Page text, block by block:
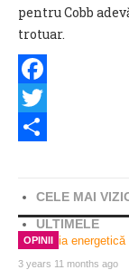
pentru Cobb
trotuar.
Facebook
Twitter
CELE MAI
ULTIMELE
OPINII
3 years 11 months ago